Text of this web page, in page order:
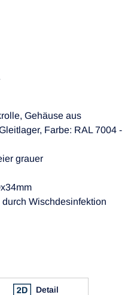
Gehäuse aus
Farbe: RAL 7004 -
grauer
Wischdesinfektion
Detail